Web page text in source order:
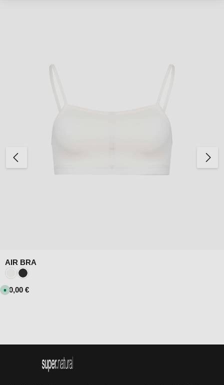
AIR BRA
Farbe:
Fresh White
Jet Black
Regulärer Preis:
S
o
f
40,00 €